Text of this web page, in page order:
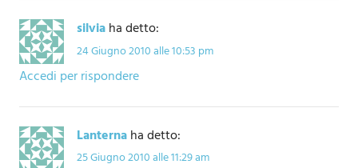
silviaha detto:
24 Giugno 2010 alle 10:53 pm
Accedi per rispondere
Lanternaha detto:
25 Giugno 2010 alle 11:29 am